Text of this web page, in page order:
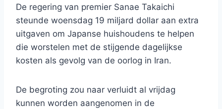
De regering van premier Sanae Takaichi
steunde woensdag 19 miljard dollar aan extra
uitgaven om Japanse huishoudens te helpen
die worstelen met de stijgende dagelijkse
kosten als gevolg van de oorlog in Iran.
De begroting zou naar verluidt al vrijdag
kunnen worden aangenomen in de